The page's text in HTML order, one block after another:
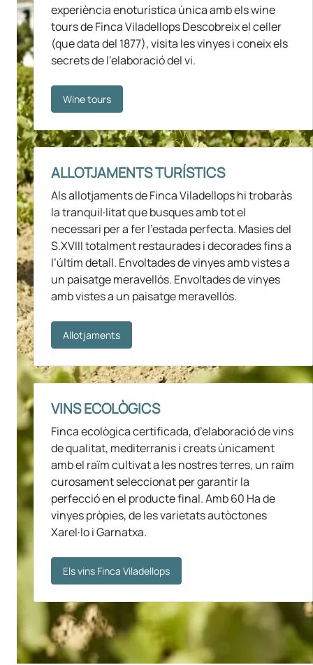
experiència enoturística única amb els wine
tours de Finca Viladellops Descobreix el celler
(que data del 1877), visita les vinyes i coneix els
secrets de l’elaboració del vi.
Wine tours
ALLOTJAMENTS TURÍSTICS
Als allotjaments de Finca Viladellops hi trobaràs
la tranquil·litat que busques amb tot el
necessari per a fer l’estada perfecta. Masies del
S.XVIII totalment restaurades i decorades fins a
l’últim detall. Envoltades de vinyes amb vistes a
un paisatge meravellós. Envoltades de vinyes
amb vistes a un paisatge meravellós.
Allotjaments
VINS ECOLÒGICS
Finca ecològica certificada, d’elaboració de vins
de qualitat, mediterranis i creats únicament
amb el raïm cultivat a les nostres terres, un raïm
curosament seleccionat per garantir la
perfecció en el producte final. Amb 60 Ha de
vinyes pròpies, de les varietats autòctones
Xarel·lo i Garnatxa.
Els vins Finca Viladellops